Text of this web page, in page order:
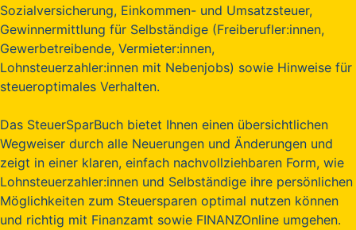
Sozialversicherung, Einkommen- und Umsatzsteuer,
Gewinnermittlung für Selbständige (Freiberufler:innen,
Gewerbetreibende, Vermieter:innen,
Lohnsteuerzahler:innen mit Nebenjobs) sowie Hinweise für
steueroptimales Verhalten.
Das SteuerSparBuch bietet Ihnen einen übersichtlichen
Wegweiser durch alle Neuerungen und Änderungen und
zeigt in einer klaren, einfach nachvollziehbaren Form, wie
Lohnsteuerzahler:innen und Selbständige ihre persönlichen
Möglichkeiten zum Steuersparen optimal nutzen können
und richtig mit Finanzamt sowie FINANZOnline umgehen.